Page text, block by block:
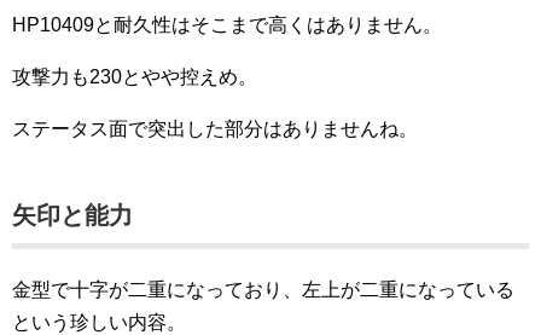
HP10409と耐久性はそこまで高くはありません。
攻撃力も230とやや控えめ。
ステータス面で突出した部分はありませんね。
矢印と能力
金型で十字が二重になっており、左上が二重になっている
という珍しい内容。